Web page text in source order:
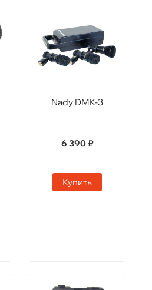
Nady DMK-3
6 390 ₽
Купить